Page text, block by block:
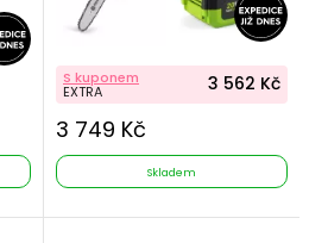
S kuponem
EXTRA 3 562 Kč
3 749 Kč
Skladem